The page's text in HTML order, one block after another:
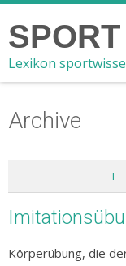
Lexikon
Archive
I
Körperübung, die